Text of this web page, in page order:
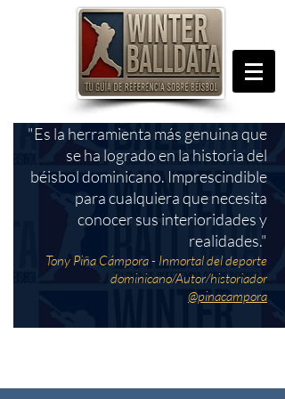
"Es la herramienta más genuina que
se ha logrado en la historia del
béisbol dominicano. Imprescindible
para cualquiera que necesita
conocer sus interioridades y
realidades."
Tony Piña Cámpora - Inmortal del deporte
dominicano/Autor/historiador
@pinacampora